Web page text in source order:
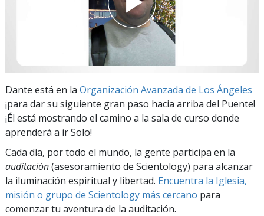
Dante está en la Organización Avanzada de Los Ángeles
¡para dar su siguiente gran paso hacia arriba del Puente!
¡Él está mostrando el camino a la sala de curso donde
aprenderá a ir Solo!
Cada día, por todo el mundo, la gente participa en la
auditación(asesoramiento de Scientology) para alcanzar
la iluminación espiritual y libertad. Encuentra la Iglesia,
misión o grupo de Scientology más cercano para
comenzar tu aventura de la auditación.